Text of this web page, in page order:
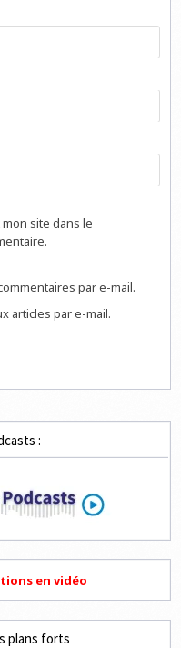
site dans le
par e-mail.
articles par e-mail.
:
en vidéo
plans forts